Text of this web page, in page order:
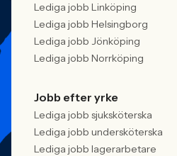
Lediga jobb Linköping
Lediga jobb Helsingborg
Lediga jobb Jönköping
Lediga jobb Norrköping
Jobb efter yrke
Lediga jobb sjuksköterska
Lediga jobb undersköterska
Lediga jobb lagerarbetare